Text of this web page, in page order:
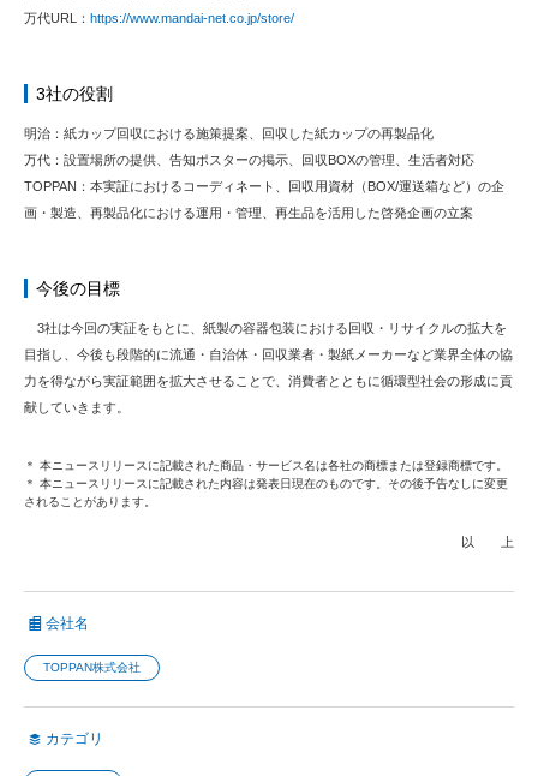
万代URL： https://www.mandai-net.co.jp/store/
3社の役割
明治：紙カップ回収における施策提案、回収した紙カップの再製品化
万代：設置場所の提供、告知ポスターの掲示、回収BOXの管理、生活者対応
TOPPAN：本実証におけるコーディネート、回収用資材（BOX/運送箱など）の企
画・製造、再製品化における運用・管理、再生品を活用した啓発企画の立案
今後の目標
3社は今回の実証をもとに、紙製の容器包装における回収・リサイクルの拡大を
目指し、今後も段階的に流通・自治体・回収業者・製紙メーカーなど業界全体の協
力を得ながら実証範囲を拡大させることで、消費者とともに循環型社会の形成に貢
献していきます。
＊ 本ニュースリリースに記載された商品・サービス名は各社の商標または登録商標です。
＊ 本ニュースリリースに記載された内容は発表日現在のものです。その後予告なしに変更
されることがあります。
以 上
会社名
TOPPAN株式会社
カテゴリ